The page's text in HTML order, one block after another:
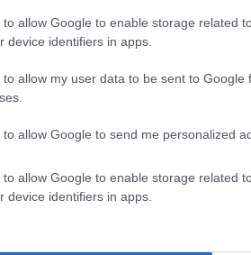
to allow Google to enable storage related
device identifiers in apps.
to allow my user data to be sent to Google
to allow Google to send me personalized
to allow Google to enable storage related
device identifiers in apps.
venner og hockeyinteresserte til
flott anledning til å bli bedre kjent